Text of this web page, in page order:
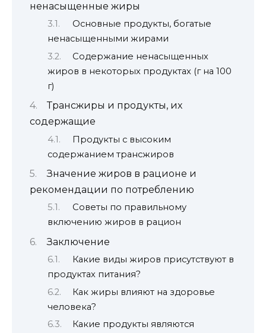
ненасыщенные жиры
Основные продукты, богатые
ненасыщенными жирами
Содержание ненасыщенных
жиров в некоторых продуктах (г на 100
г)
Трансжиры и продукты, их
содержащие
Продукты с высоким
содержанием трансжиров
Значение жиров в рационе и
рекомендации по потреблению
Советы по правильному
включению жиров в рацион
Заключение
Какие виды жиров присутствуют в
продуктах питания?
Как жиры влияют на здоровье
человека?
Какие продукты являются